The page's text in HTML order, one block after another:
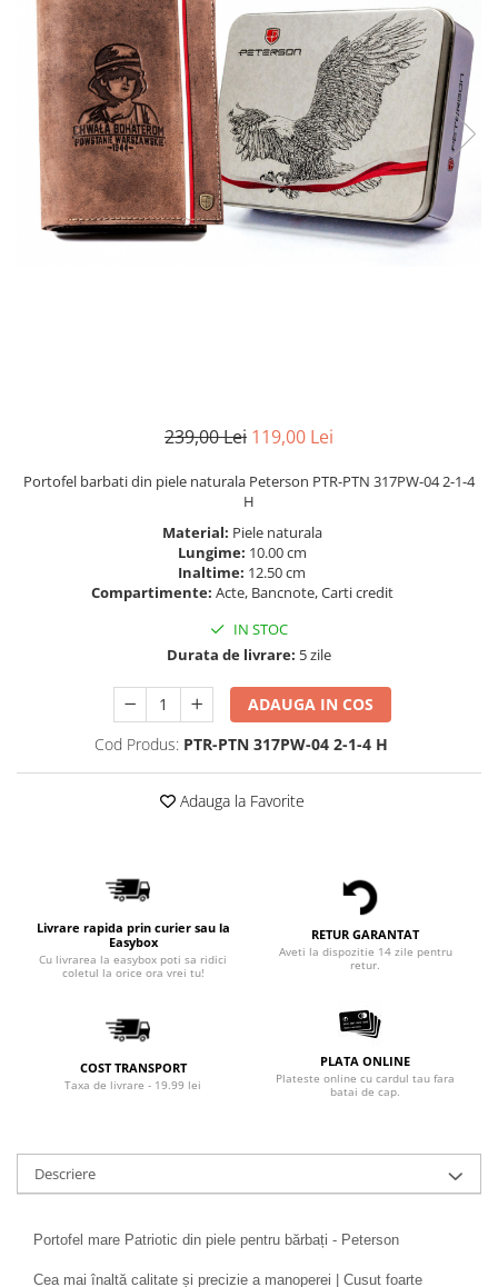
239,00 Lei 119,00 Lei
Portofel barbati din piele naturala Peterson PTR-PTN 317PW-04 2-1-4
H
Material: Piele naturala
Lungime: 10.00 cm
Inaltime: 12.50 cm
Compartimente: Acte, Bancnote, Carti credit
IN STOC
Durata de livrare: 5 zile
ADAUGA IN COS
Cod Produs: PTR-PTN 317PW-04 2-1-4 H
Adauga la Favorite
Livrare rapida prin curier sau la
Easybox
Cu livrarea la easybox poti sa ridici
coletul la orice ora vrei tu!
RETUR GARANTAT
Aveti la dispozitie 14 zile pentru
retur.
COST TRANSPORT
Taxa de livrare - 19.99 lei
PLATA ONLINE
Plateste online cu cardul tau fara
batai de cap.
Descriere
Portofel mare Patriotic din piele pentru bărbați - Peterson
Cea mai înaltă calitate și precizie a manoperei | Cusut foarte